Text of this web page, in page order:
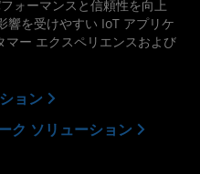
ォーマンスと信頼性を向上
響を受けやすい IoT アプリケ
マー エクスペリエンスおよび
ョン
ク ソリューション